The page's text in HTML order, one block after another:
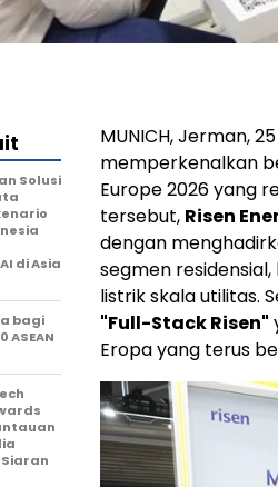
MUNICH, Jerman,
memperkenalkan
Europe 2026 yang
tersebut, Risen
dengan
segmen
listrik skala utilitas.
"Full-Stack Risen"
Eropa yang terus
Solusi
di Asia
bagi
ASEAN